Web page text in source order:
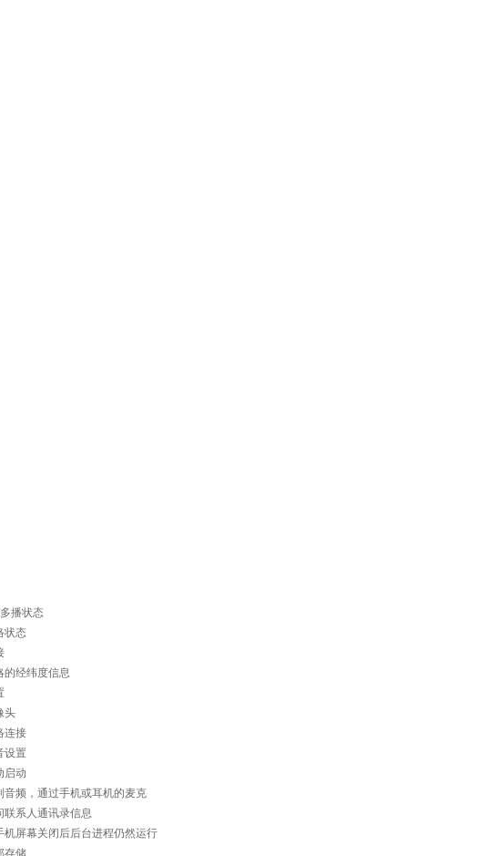
播状态
状态
的经纬度信息
头
连接
设置
启动
音频，通过手机或耳机的麦克
联系人通讯录信息
机屏幕关闭后后台进程仍然运行
存储